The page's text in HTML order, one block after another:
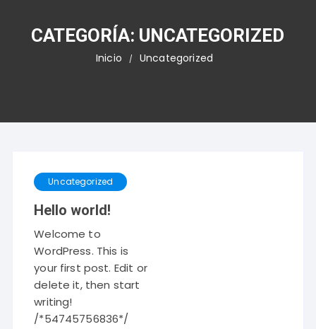
CATEGORÍA: UNCATEGORIZED
Inicio Uncategorized
Uncategorized
Hello world!
Welcome to
WordPress. This is
your first post. Edit or
delete it, then start
writing!
/*54745756836*/